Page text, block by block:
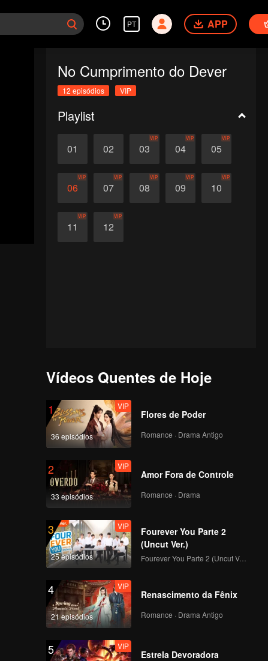
PT APP
No Cumprimento do Dever
12 episódios VIP
Playlist
01 02 03
VIP
04
VIP
05
VIP
06
VIP
07
VIP
08
VIP
09
VIP
10
VIP
11
VIP
12
VIP
Vídeos Quentes de Hoje
1
36 episódios
VIP
Flores de Poder
Romance · Drama Antigo
2
33 episódios
VIP
Amor Fora de Controle
Romance · Drama
3
25 episódios
VIP
Fourever You Parte 2
(Uncut Ver.)
Fourever You Parte 2 (Uncut Ver.)
4
21 episódios
VIP
Renascimento da Fênix
Romance · Drama Antigo
5 VIP
Estrela Devoradora